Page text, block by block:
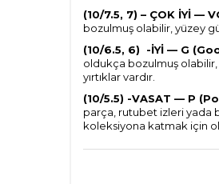
(10/7.5, 7) – ÇOK İYİ —
bozulmuş olabilir, yüzey
(10/6.5, 6) -İYİ — G
oldukça bozulmuş
yırtıklar vardır.
(10/5.5) -VASAT — P
parça, rutubet izleri yada
koleksiyona katmak için